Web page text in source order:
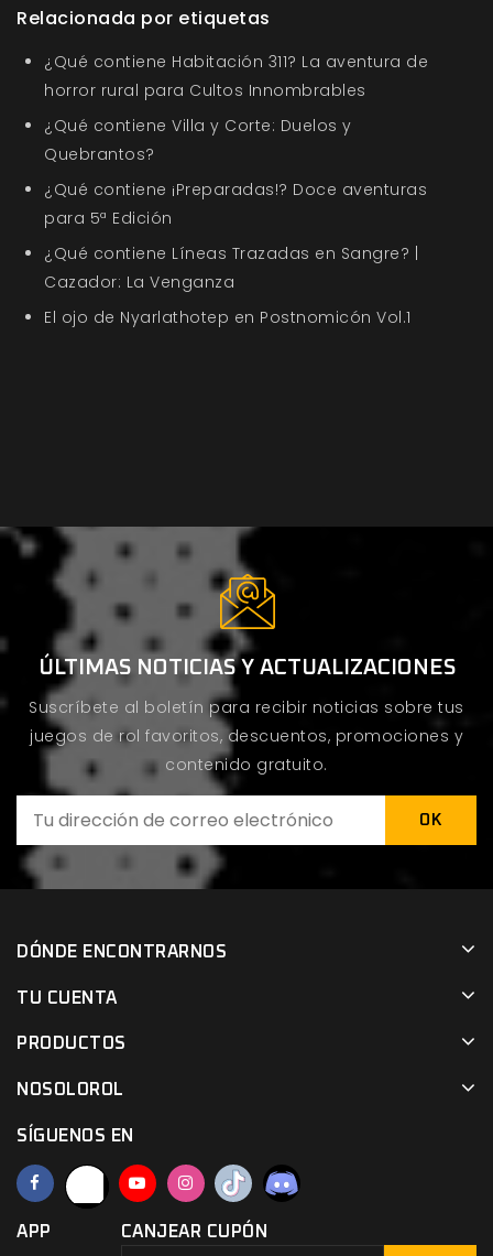
Relacionada por etiquetas
¿Qué contiene Habitación 311? La aventura de
horror rural para Cultos Innombrables
¿Qué contiene Villa y Corte: Duelos y
Quebrantos?
¿Qué contiene ¡Preparadas!? Doce aventuras
para 5ª Edición
¿Qué contiene Líneas Trazadas en Sangre? |
Cazador: La Venganza
El ojo de Nyarlathotep en Postnomicón Vol.1
ÚLTIMAS NOTICIAS Y ACTUALIZACIONES
Suscríbete al boletín para recibir noticias sobre tus
juegos de rol favoritos, descuentos, promociones y
contenido gratuito.
DÓNDE ENCONTRARNOS
TU CUENTA
PRODUCTOS
NOSOLOROL
SÍGUENOS EN
APP CANJEAR CUPÓN